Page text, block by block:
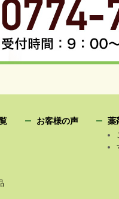
お客様の声
薬